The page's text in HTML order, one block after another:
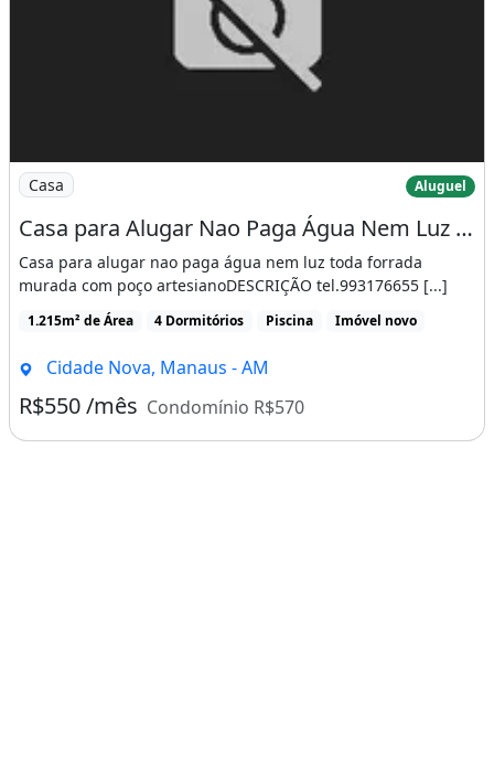
Imagem: Casa para Alugar Nao Paga Água Nem Luz
Casa Aluguel
Casa para Alugar Nao Paga Água Nem Luz Toda Forrada Murada com Poço Artesiano
Casa para alugar nao paga água nem luz toda forrada
murada com poço artesianoDESCRIÇÃO tel.993176655 [...]
1.215m² de Área 4 Dormitórios Piscina Imóvel novo
Cidade Nova, Manaus - AM
R$550 /mês Condomínio R$570